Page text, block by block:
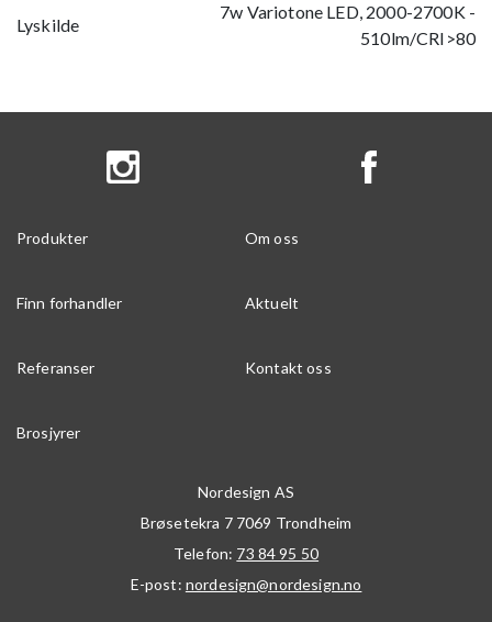
Lyskilde
7w Variotone LED, 2000-2700K -
510lm/CRI>80
Produkter Om oss
Finn forhandler Aktuelt
Referanser Kontakt oss
Brosjyrer
Nordesign AS
Brøsetekra 7 7069 Trondheim
Telefon: 73 84 95 50
E-post: nordesign@nordesign.no